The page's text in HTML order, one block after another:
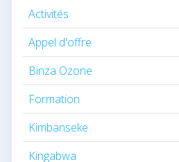
Activités
Appel d'offre
Binza Ozone
Formation
Kimbanseke
Kingabwa